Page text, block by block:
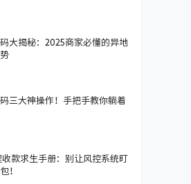
大揭秘：2025商家必懂的异地
三大神操作！手把手教你躺着
款求生手册：别让风控系统盯
！